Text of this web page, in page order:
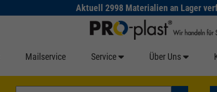
Aktuell 2998 Materialien an Lager
Mailservice Service Über Uns